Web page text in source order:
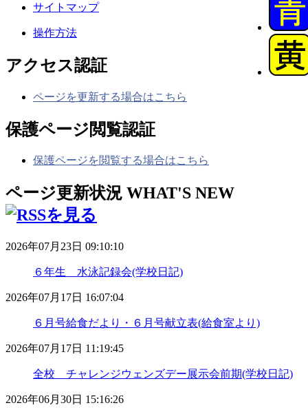
サイトマップ
操作方法
アクセス認証
ページを更新する場合はこちら
保護ページ閲覧認証
保護ページを閲覧する場合はこちら
ページ更新状況 WHAT'S NEW
2026年07月23日 09:10:10
６年生 水泳記録会(学校日記)
2026年07月17日 16:07:04
６月号給食だより・６月号献立表(給食室より)
2026年07月17日 11:19:45
全校 チャレンジウェンズデー展示会前期(学校日記)
2026年06月30日 15:16:26